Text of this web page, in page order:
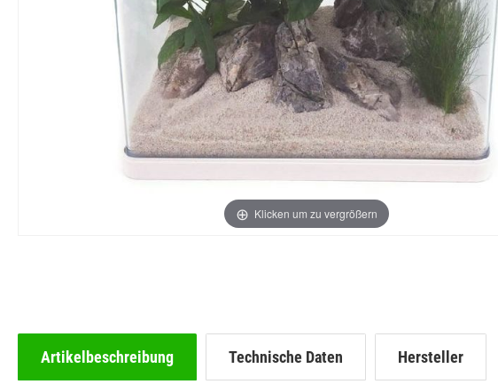
Klicken um zu vergrößern
Artikelbeschreibung Technische Daten Hersteller